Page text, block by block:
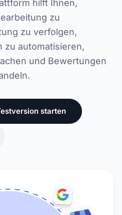
hilft Ihnen,
zu
zu verfolgen,
zu automatisieren,
und Bewertungen
starten